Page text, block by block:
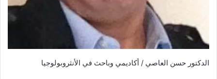
الدكتور حسن العاصي / أكاديمي وباحث في الأنثروبولوجيا